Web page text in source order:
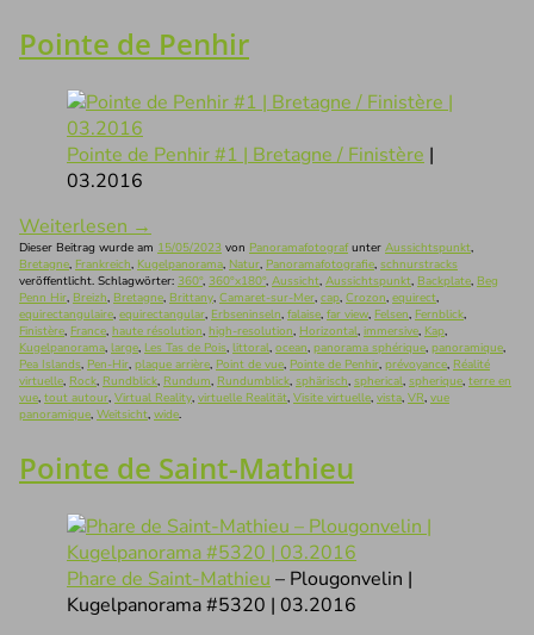
Pointe de Penhir
Pointe de Penhir #1 | Bretagne / Finistère |
03.2016
Weiterlesen →
Dieser Beitrag wurde am 15/05/2023 von Panoramafotografunter Aussichtspunkt,
Bretagne, Frankreich, Kugelpanorama, Natur, Panoramafotografie, schnurstracks
veröffentlicht. Schlagwörter: 360°, 360°x180°, Aussicht, Aussichtspunkt, Backplate, Beg
Penn Hir, Breizh, Bretagne, Brittany, Camaret-sur-Mer, cap, Crozon, equirect,
equirectangulaire, equirectangular, Erbseninseln, falaise, far view, Felsen, Fernblick,
Finistère, France, haute résolution, high-resolution, Horizontal, immersive, Kap,
Kugelpanorama, large, Les Tas de Pois, littoral, ocean, panorama sphérique, panoramique,
Pea Islands, Pen-Hir, plaque arrière, Point de vue, Pointe de Penhir, prévoyance, Réalité
virtuelle, Rock, Rundblick, Rundum, Rundumblick, sphärisch, spherical, spherique, terre en
vue, tout autour, Virtual Reality, virtuelle Realität, Visite virtuelle, vista, VR, vue
panoramique, Weitsicht, wide.
Pointe de Saint-Mathieu
Phare de Saint-Mathieu – Plougonvelin |
Kugelpanorama #5320 | 03.2016